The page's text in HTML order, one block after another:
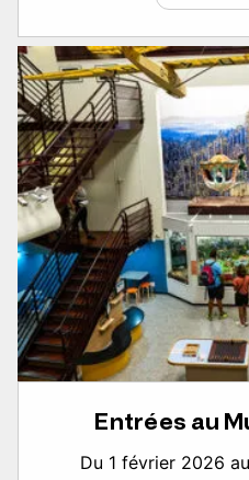
Entrées au
Du 1 février 2026